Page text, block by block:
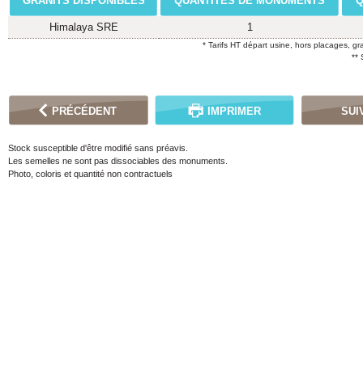
Himalaya SRE 1
* Tarifs HT départ usine, hors placages,
**
PRÉCÉDENT IMPRIMER
Stock susceptible d'être modifié sans préavis.
Les semelles ne sont pas dissociables des monuments.
Photo, coloris et quantité non contractuels